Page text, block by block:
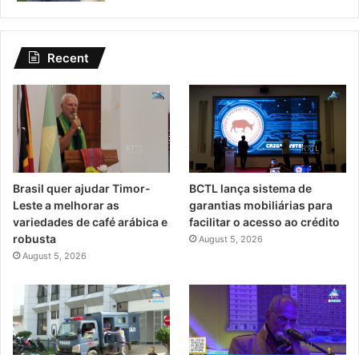
Recent
Brasil quer ajudar Timor-
Leste a melhorar as
variedades de café arábica e
robusta
August 5, 2026
BCTL lança sistema de
garantias mobiliárias para
facilitar o acesso ao crédito
August 5, 2026